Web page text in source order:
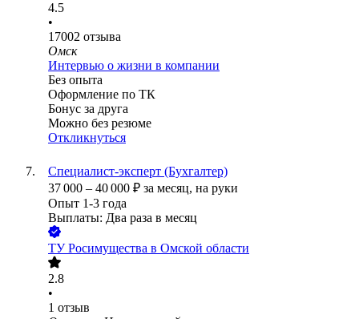
4.5
•
17002 отзыва
Омск
Интервью о жизни в компании
Без опыта
Оформление по ТК
Бонус за друга
Можно без резюме
Откликнуться
Специалист-эксперт (Бухгалтер)
37 000 – 40 000 ₽ за месяц, на руки
Опыт 1-3 года
Выплаты: Два раза в месяц
ТУ Росимущества в Омской области
2.8
•
1 отзыв